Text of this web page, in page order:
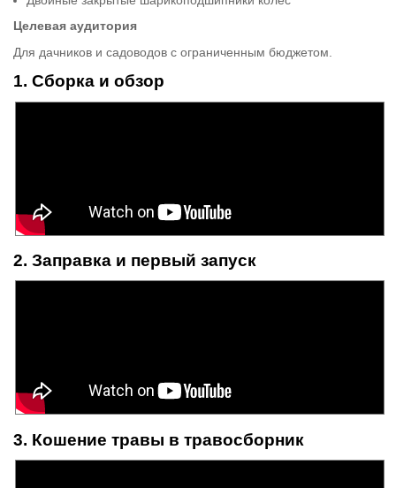
Целевая аудитория
Для дачников и садоводов с ограниченным бюджетом.
1. Сборка и обзор
2. Заправка и первый запуск
3. Кошение травы в травосборник